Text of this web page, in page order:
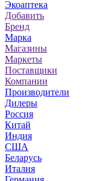
Экоаптека
Добавить
Бренд
Марка
Магазины
Маркеты
Поставщики
Компании
Производители
Дилеры
Россия
Китай
Индия
США
Беларусь
Италия